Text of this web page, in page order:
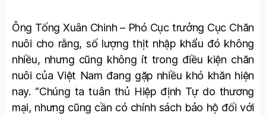
Ông Tống Xuân Chinh – Phó Cục trưởng Cục Chăn
nuôi cho rằng, số lượng thịt nhập khẩu đó không
nhiều, nhưng cũng không ít trong điều kiện chăn
nuôi của Việt Nam đang gặp nhiều khó khăn hiện
nay. “Chúng ta tuân thủ Hiệp định Tự do thương
mại, nhưng cũng cần có chính sách bảo hộ đối với